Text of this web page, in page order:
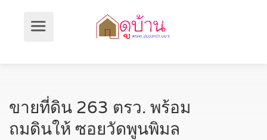
ขายที่ดิน 263 ตรว. พร้อม
ถมดินให้ ซอยวัดพูนพิมล